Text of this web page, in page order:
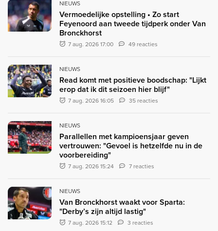
NIEUWS
Vermoedelijke opstelling • Zo start
Feyenoord aan tweede tijdperk onder Van
Bronckhorst
7 aug. 2026 17:00 49 reacties
NIEUWS
Read komt met positieve boodschap: "Lijkt
erop dat ik dit seizoen hier blijf"
7 aug. 2026 16:05 35 reacties
NIEUWS
Parallellen met kampioensjaar geven
vertrouwen: "Gevoel is hetzelfde nu in de
voorbereiding"
7 aug. 2026 15:24 7 reacties
NIEUWS
Van Bronckhorst waakt voor Sparta:
"Derby’s zijn altijd lastig"
7 aug. 2026 15:12 3 reacties